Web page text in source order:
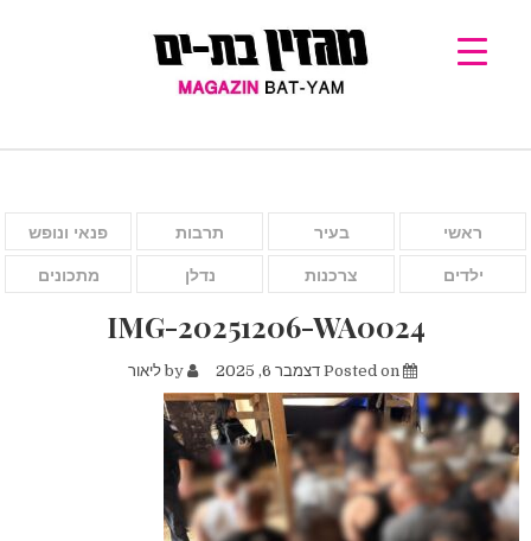
ראשי בעיר תרבות פנאי ונופש
ילדים צרכנות נדלן מתכונים
IMG-20251206-WA0024
דצמבר 6, 2025 ליאור